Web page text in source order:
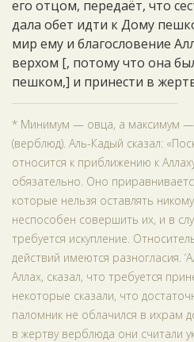
его отцом, передаёт, что
дала обет идти к Дому
мир ему и благословение
верхом [, потому что она
пешком,] и принести в
* Минимум — овца, а максимум —
(верблюд). Аль-Кадый сказал:
относится к приближению к
обязательно. Оно
которые нельзя оставлять
неспособен совершить их, и в
требуется искупление.
действий имеются разногласия.
Аллах, сказал, что требуется
некоторые сказали, что
паломник не облачился в ихрам
в жертву верблюда они считали